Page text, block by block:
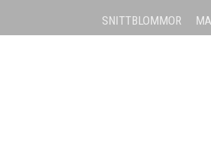
SNITTBLOMMOR